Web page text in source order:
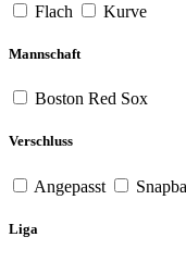
Flach Kurve
Mannschaft
Boston Red Sox
Verschluss
Angepasst
Liga